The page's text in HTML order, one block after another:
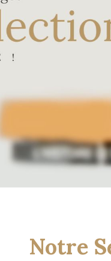
Notre